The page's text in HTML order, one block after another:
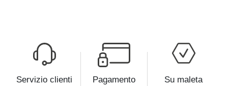
Servizio clienti
Pagamento
Su maleta